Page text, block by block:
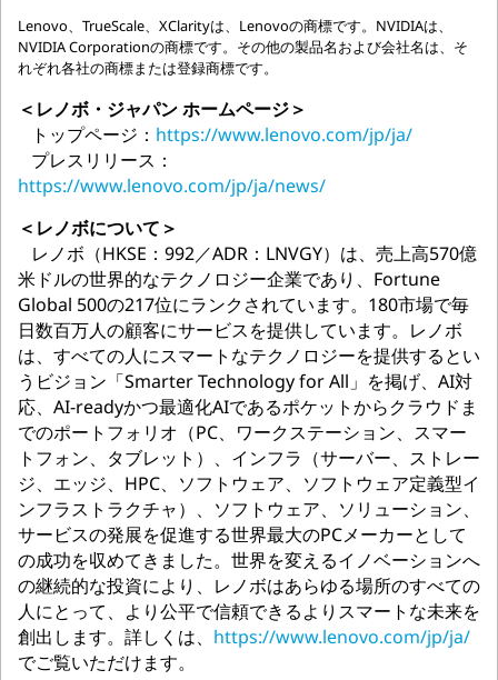
Lenovo、TrueScale、XClarityは、Lenovoの商標です。NVIDIAは、
NVIDIA Corporationの商標です。その他の製品名および会社名は、そ
れぞれ各社の商標または登録商標です。
＜レノボ・ジャパン ホームページ＞
トップページ： https://www.lenovo.com/jp/ja/
プレスリリース：
https://www.lenovo.com/jp/ja/news/
＜レノボについて＞
レノボ（HKSE：992／ADR：LNVGY）は、売上高570億
米ドルの世界的なテクノロジー企業であり、Fortune
Global 500の217位にランクされています。180市場で毎
日数百万人の顧客にサービスを提供しています。レノボ
は、すべての人にスマートなテクノロジーを提供するとい
うビジョン「Smarter Technology for All」を掲げ、AI対
応、AI-readyかつ最適化AIであるポケットからクラウドま
でのポートフォリオ（PC、ワークステーション、スマー
トフォン、タブレット）、インフラ（サーバー、ストレー
ジ、エッジ、HPC、ソフトウェア、ソフトウェア定義型イ
ンフラストラクチャ）、ソフトウェア、ソリューション、
サービスの発展を促進する世界最大のPCメーカーとして
の成功を収めてきました。世界を変えるイノベーションへ
の継続的な投資により、レノボはあらゆる場所のすべての
人にとって、より公平で信頼できるよりスマートな未来を
創出します。詳しくは、 https://www.lenovo.com/jp/ja/
でご覧いただけます。